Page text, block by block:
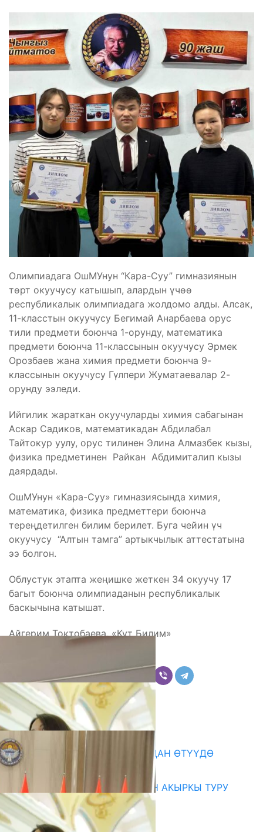
Олимпиадага ОшМУнун “Кара-Суу” гимназиянын
төрт окуучусу катышып, алардын үчөө
республикалык олимпиадага жолдомо алды. Алсак,
11-класстын окуучусу Бегимай Анарбаева орус
тили предмети боюнча 1-орунду, математика
предмети боюнча 11-классынын окуучусу Эрмек
Орозбаев жана химия предмети боюнча 9-
классынын окуучусу Гүлпери Жуматаевалар 2-
орунду ээледи.
Ийгилик жараткан окуучуларды химия сабагынан
Аскар Садиков, математикадан Абдилабал
Тайтокур уулу, орус тилинен Элина Алмазбек кызы,
физика предметинен Райкан Абдимиталип кызы
даярдады.
ОшМУнун «Кара-Суу» гимназиясында химия,
математика, физика предметтери боюнча
тереңдетилген билим берилет. Буга чейин үч
окуучусу “Алтын тамга” артыкчылык аттестатына
ээ болгон.
Облустук этапта жеңишке жеткен 34 окуучу 17
багыт боюнча олимпиаданын республикалык
баскычына катышат.
Айгерим Токтобаева, «Кут Билим»
Комментарийлер
Акыркы жаңылыктар
199 ТРЕНЕР МУГАЛИМ ОКУУДАН ӨТҮҮДӨ
10.08.2026
ЖОЖДОРГО КАБЫЛ АЛУУНУН АКЫРКЫ ТУРУ
СТАРТ АЛДЫ
10.08.2026